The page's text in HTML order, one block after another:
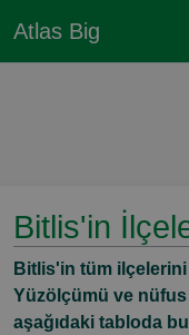
Atlas Big
Bitlis'in
Bitlis'in tüm
Yüzölçümü ve
aşağıdaki tabloda